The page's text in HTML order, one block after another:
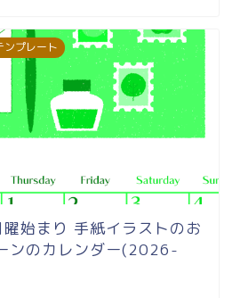
ンプレート
始まり 手紙イラストのお
ンのカレンダー(2026-